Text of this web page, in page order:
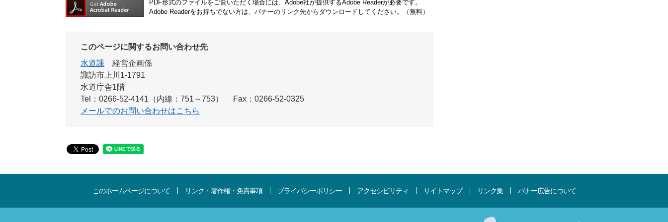
PDF形式のファイルをご覧いただく場合には、Adobe社が提供するAdobe Readerが必要です。
Adobe Readerをお持ちでない方は、バナーのリンク先からダウンロードしてください。（無料）
このページに関するお問い合わせ先
水道課
経営企画係
諏訪市上川1-1791
水道庁舎1階
Tel：0266-52-4141（内線：751～753）
Fax：0266-52-0325
メールでのお問い合わせはこちら
このホームページについて リンク・著作権・免責事項 プライバシーポリシー アクセシビリティ サイトマップ リンク集 バナー広告について